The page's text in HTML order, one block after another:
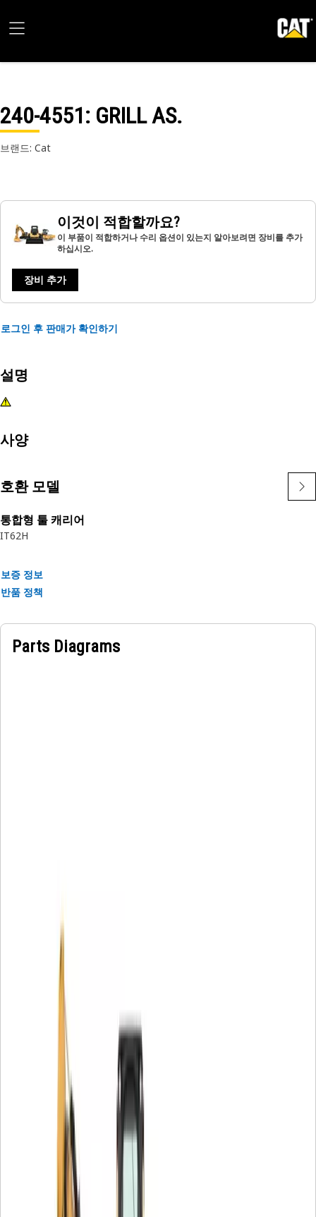
240-4551: GRILL AS.
브랜드: Cat
이것이 적합할까요?
이 부품이 적합하거나 수리 옵션이 있는지 알아보려면 장비를 추가
하십시오.
장비 추가
로그인 후 판매가 확인하기
설명
사양
호환 모델
통합형 툴 캐리어
IT62H
보증 정보
반품 정책
Parts Diagrams